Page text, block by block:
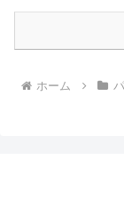
ホーム